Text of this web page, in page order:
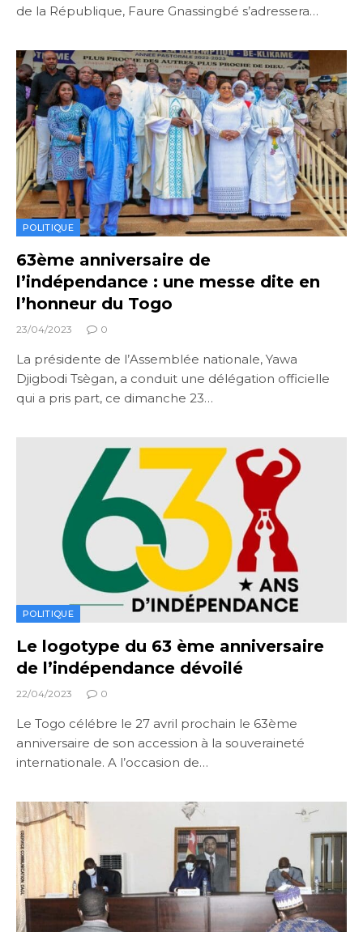
de la République, Faure Gnassingbé s’adressera…
POLITIQUE
63ème anniversaire de
l’indépendance : une messe dite en
l’honneur du Togo
23/04/2023 0
La présidente de l’Assemblée nationale, Yawa
Djigbodi Tsègan, a conduit une délégation officielle
qui a pris part, ce dimanche 23…
POLITIQUE
Le logotype du 63 ème anniversaire
de l’indépendance dévoilé
22/04/2023 0
Le Togo célébre le 27 avril prochain le 63ème
anniversaire de son accession à la souveraineté
internationale. A l’occasion de…